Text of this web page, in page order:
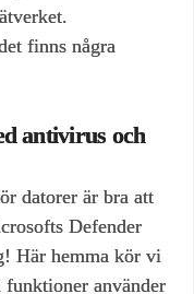
finns några
antivirus och
datorer är bra att
Defender
Här hemma kör vi
använder